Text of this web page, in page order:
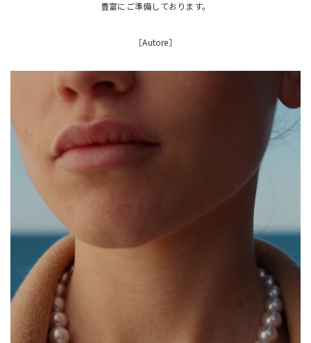
豊富にご準備しております。
［Autore］